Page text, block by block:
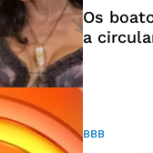
Os
a
BBB